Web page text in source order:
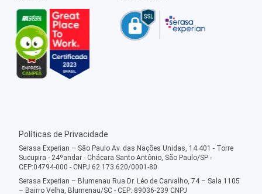
Políticas de Privacidade
Serasa Experian – São Paulo Av. das Nações Unidas, 14.401 - Torre
Sucupira - 24ºandar - Chácara Santo Antônio, São Paulo/SP -
CEP:04794-000 - CNPJ 62.173.620/0001-80
Serasa Experian – Blumenau Rua Dr. Léo de Carvalho, 74 – Sala 1105
– Bairro Velha, Blumenau/SC - CEP: 89036-239 CNPJ